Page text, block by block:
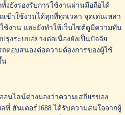
งยังรองรับการใช้งานผ่านมือถือได้
ข้าใช้งานได้ทุกที่ทุกเวลา จุดเด่นเหล่า
งาน และยังทำให้เว็บไซต์ดูมีความทัน
งระบบอย่างต่อเนื่องยังเป็นปัจจัย
ตอบสนองต่อความต้องการของผู้ใช้
น
นไลน์ต่างมองว่าความเสถียรของ
ฮันเตอร์1688 ได้รับความสนใจจากผู้